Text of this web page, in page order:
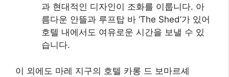
과 현대적인 디자인이 조화를 이룹니다. 아
름다운 안뜰과 루프탑 바 ‘The Shed’가 있어
호텔 내에서도 여유로운 시간을 보낼 수 있
습니다.
이 외에도 마레 지구의 호텔 카롱 드 보마르셰